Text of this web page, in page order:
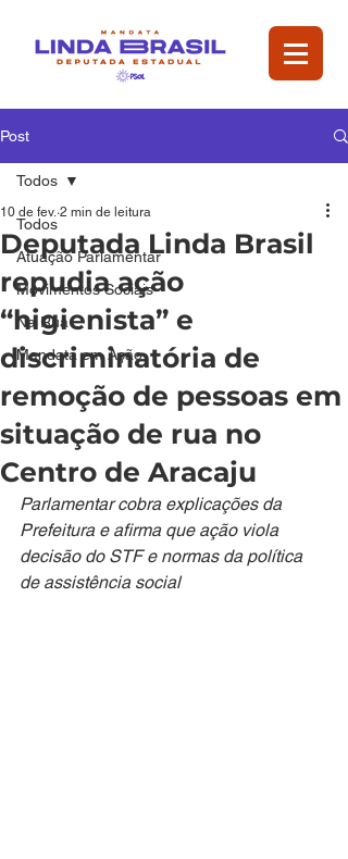
Post
Todos
Atuação Parlamentar
Movimentos Sociais
Na Rua
Mandata em Ação
Todos
Deputada Linda Brasil
repudia ação
“higienista” e
discriminatória de
remoção de pessoas em
situação de rua no
Centro de Aracaju
10 de fev. 2 min de leitura
Parlamentar cobra explicações da
Prefeitura e afirma que ação viola
decisão do STF e normas da política
de assistência social